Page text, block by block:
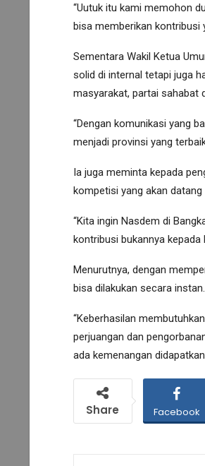
“Uutuk itu kami memohon
bisa memberikan kontribusi
Sementara Wakil Ketua
solid di internal tetapi juga
masyarakat, partai sahabat
“Dengan komunikasi yang
menjadi provinsi yang
Ia juga meminta kepada
kompetisi yang akan
“Kita ingin Nasdem di
kontribusi bukannya kepada
Menurutnya, dengan
bisa dilakukan secara instan.
“Keberhasilan
perjuangan dan
ada kemenangan
Share Facebook